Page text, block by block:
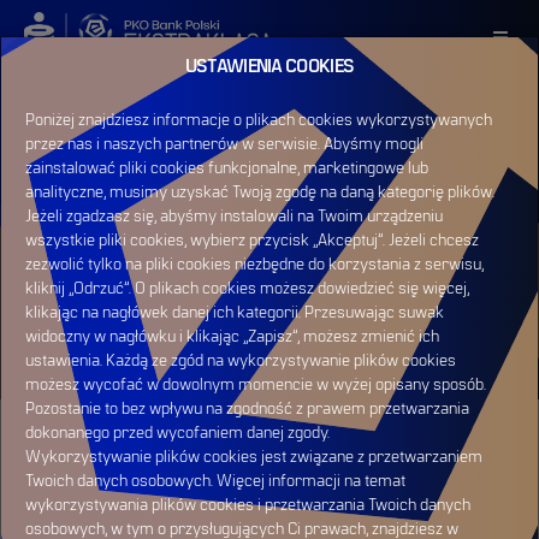
ZALOGUJ SIĘ
ZAREJESTRUJ SIĘ
HOME KLASYFIKACJE
KLASYFIKACJA KLUBOWA - ZAGŁĘBIE
LUBIN
USTAWIENIA COOKIES
Poniżej znajdziesz informacje o plikach cookies wykorzystywanych
przez nas i naszych partnerów w serwisie. Abyśmy mogli
zainstalować pliki cookies funkcjonalne, marketingowe lub
analityczne, musimy uzyskać Twoją zgodę na daną kategorię plików.
Jeżeli zgadzasz się, abyśmy instalowali na Twoim urządzeniu
wszystkie pliki cookies, wybierz przycisk „Akceptuj”. Jeżeli chcesz
zezwolić tylko na pliki cookies niezbędne do korzystania z serwisu,
kliknij „Odrzuć”. O plikach cookies możesz dowiedzieć się więcej,
klikając na nagłówek danej ich kategorii. Przesuwając suwak
widoczny w nagłówku i klikając „Zapisz”, możesz zmienić ich
ustawienia. Każdą ze zgód na wykorzystywanie plików cookies
możesz wycofać w dowolnym momencie w wyżej opisany sposób.
Pozostanie to bez wpływu na zgodność z prawem przetwarzania
dokonanego przed wycofaniem danej zgody.
Wykorzystywanie plików cookies jest związane z przetwarzaniem
Twoich danych osobowych. Więcej informacji na temat
wykorzystywania plików cookies i przetwarzania Twoich danych
osobowych, w tym o przysługujących Ci prawach, znajdziesz w